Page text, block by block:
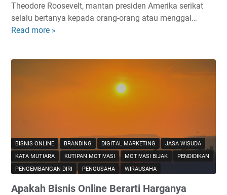
n
d
g
n
i
Theodore Roosevelt, mantan presiden Amerika serikat
selalu bertanya kepada orang-orang atau menggal…
Read more »
k
a
n
y
a
BISNIS ONLINE BRANDING DIGITAL MARKETING
JASA WISUDA
KATA MUTIARA
KUTIPAN MOTIVASI MOTIVASI BIJAK
PENDIDIKAN
PENGEMBANGAN DIRI
PENGUSAHA WIRAUSAHA
Apakah Bisnis Online Berarti Harganya